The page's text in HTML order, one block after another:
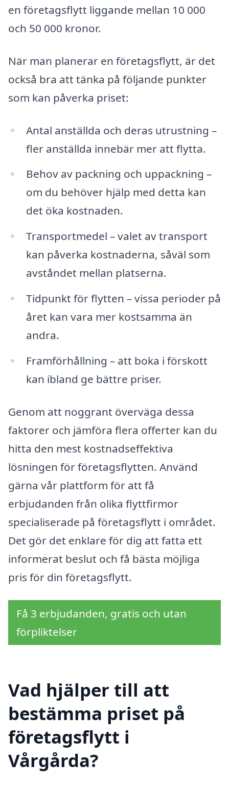
en företagsflytt liggande mellan 10 000
och 50 000 kronor.
När man planerar en företagsflytt, är det
också bra att tänka på följande punkter
som kan påverka priset:
Antal anställda och deras utrustning –
fler anställda innebär mer att flytta.
Behov av packning och uppackning –
om du behöver hjälp med detta kan
det öka kostnaden.
Transportmedel – valet av transport
kan påverka kostnaderna, såväl som
avståndet mellan platserna.
Tidpunkt för flytten – vissa perioder på
året kan vara mer kostsamma än
andra.
Framförhållning – att boka i förskott
kan ibland ge bättre priser.
Genom att noggrant överväga dessa
faktorer och jämföra flera offerter kan du
hitta den mest kostnadseffektiva
lösningen för företagsflytten. Använd
gärna vår plattform för att få
erbjudanden från olika flyttfirmor
specialiserade på företagsflytt i området.
Det gör det enklare för dig att fatta ett
informerat beslut och få bästa möjliga
pris för din företagsflytt.
Få 3 erbjudanden, gratis och utan
förpliktelser
Vad hjälper till att
bestämma priset på
företagsflytt i
Vårgårda?